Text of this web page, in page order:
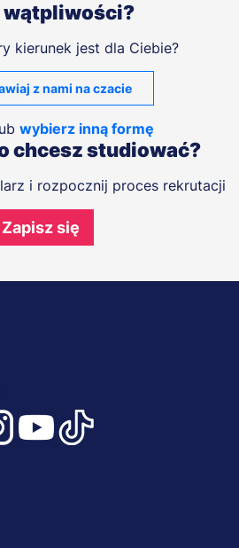
wątpliwości?
kierunek jest dla Ciebie?
z nami na czacie
wybierz inną formę
chcesz studiować?
i rozpocznij proces rekrutacji
Zapisz się